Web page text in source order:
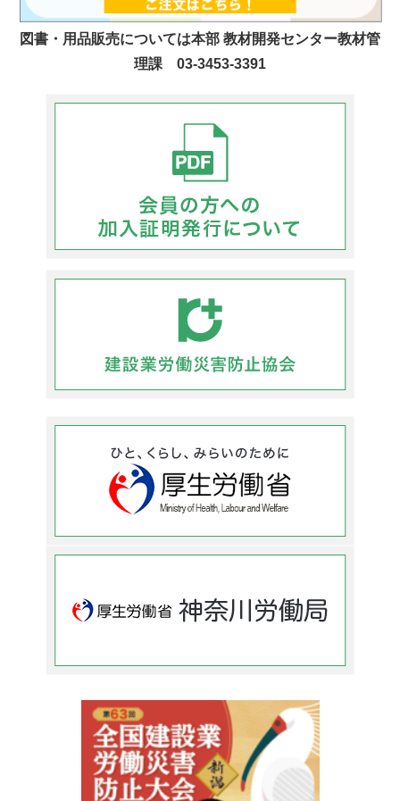
図書・用品販売については本部 教材開発センター教材管
理課 03-3453-3391